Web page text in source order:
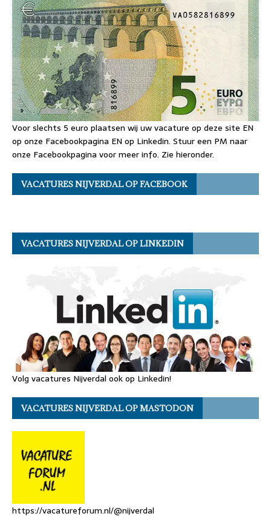
Voor slechts 5 euro plaatsen wij uw vacature op deze site EN
op onze Facebookpagina EN op Linkedin. Stuur een PM naar
onze Facebookpagina voor meer info. Zie hieronder.
VACATURES NIJVERDAL OP FACEBOOK
VACATURES NIJVERDAL OP LINKEDIN
Volg vacatures Nijverdal ook op Linkedin!
VACATURES NIJVERDAL OP MASTODON
https://vacatureforum.nl/@nijverdal